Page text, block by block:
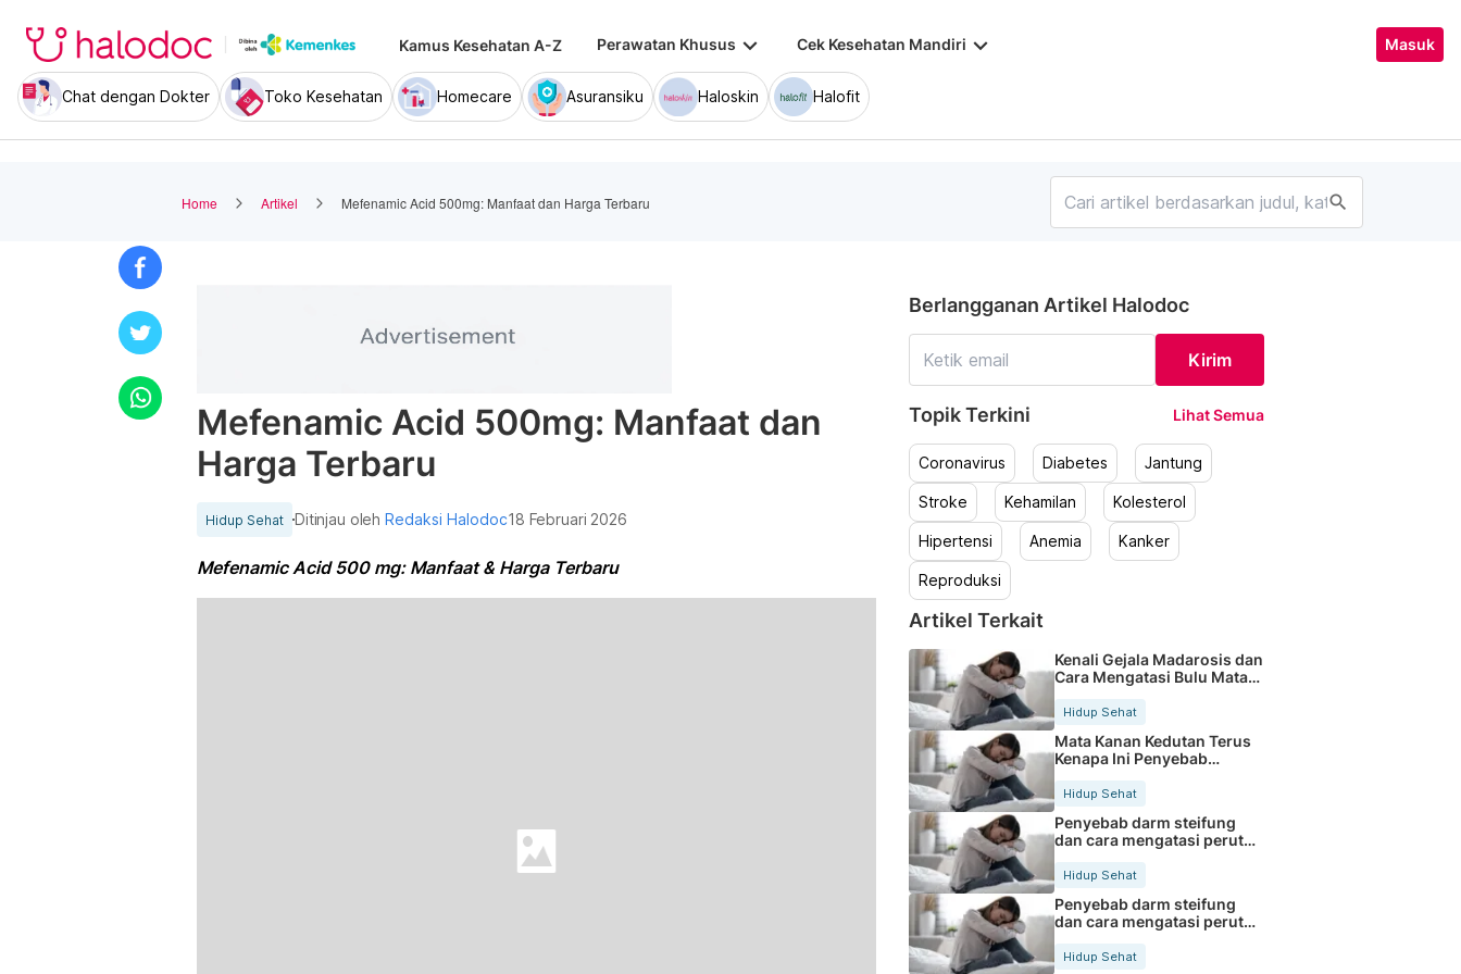
Kamus Kesehatan A-Z Perawatan Khusus keyboard_arrow_down Cek Kesehatan Mandiri keyboard_arrow_down Masuk
Chat dengan Dokter Toko Kesehatan Homecare Asuransiku Haloskin Halofit
Home Artikel Mefenamic Acid 500mg: Manfaat dan Harga Terbaru search
Mefenamic Acid 500mg: Manfaat dan
Harga Terbaru
Hidup Sehat Ditinjau olehRedaksi Halodoc18 Februari 2026
Mefenamic Acid 500 mg: Manfaat & Harga Terbaru
Berlangganan Artikel Halodoc
Kirim
Topik Terkini Lihat Semua
Coronavirus Diabetes Jantung
Stroke Kehamilan Kolesterol
Hipertensi Anemia Kanker
Reproduksi
Artikel Terkait
Kenali Gejala Madarosis dan
Cara Mengatasi Bulu Mata
Hidup Sehat
Mata Kanan Kedutan Terus
Kenapa Ini Penyebab
Hidup Sehat
Penyebab darm steifung
dan cara mengatasi perut
Hidup Sehat
Penyebab darm steifung
dan cara mengatasi perut
Hidup Sehat